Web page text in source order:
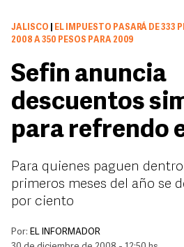
JALISCO
EL IMPUESTO PASARÁ DE 333
2008 A 350 PESOS PARA 2009
Sefin anuncia
descuentos
para refrendo
Para quienes paguen
primeros meses del año se
por ciento
Por: EL INFORMADOR